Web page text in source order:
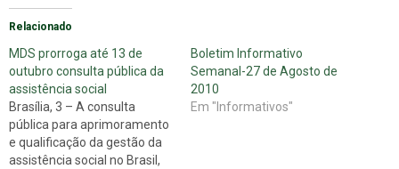
Relacionado
MDS prorroga até 13 de
outubro consulta pública da
assistência social
Brasília, 3 – A consulta
pública para aprimoramento
e qualificação da gestão da
assistência social no Brasil,
Boletim Informativo
Semanal-27 de Agosto de
2010
Em "Informativos"